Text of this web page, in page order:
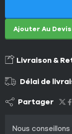
Ajouter Au Devis
Livraison &
Délai de
Partager
Nous